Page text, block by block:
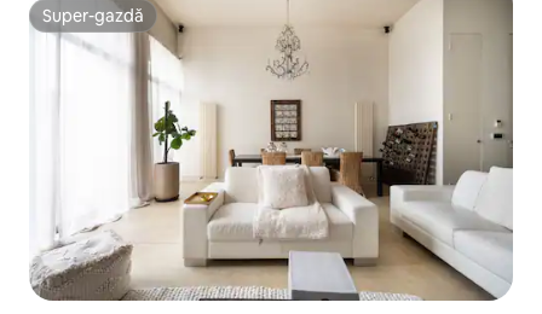
Super-gazdă
Super-gazdă